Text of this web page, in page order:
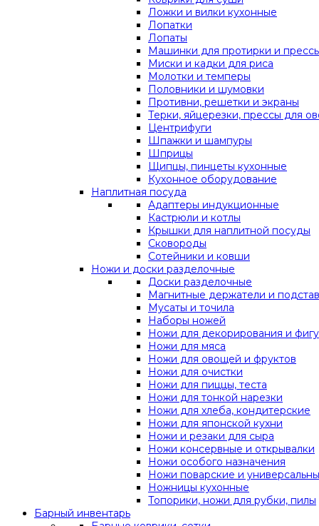
Ложки и вилки кухонные
Лопатки
Лопаты
Машинки для протирки и
Миски и кадки для риса
Молотки и темперы
Половники и шумовки
Противни, решетки и экраны
Терки, яйцерезки, прессы для
Центрифуги
Шпажки и шампуры
Шприцы
Щипцы, пинцеты кухонные
Кухонное оборудование
Наплитная посуда
Адаптеры индукционные
Кастрюли и котлы
Крышки для наплитной посуды
Сковороды
Сотейники и ковши
Ножи и доски разделочные
Доски разделочные
Магнитные держатели и
Мусаты и точила
Наборы ножей
Ножи для декорирования и
Ножи для мяса
Ножи для овощей и фруктов
Ножи для очистки
Ножи для пиццы, теста
Ножи для тонкой нарезки
Ножи для хлеба, кондитерские
Ножи для японской кухни
Ножи и резаки для сыра
Ножи консервные и открывалки
Ножи особого назначения
Ножи поварские и
Ножницы кухонные
Топорики, ножи для рубки, пилы
Барный инвентарь